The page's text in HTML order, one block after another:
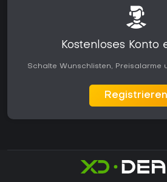
Kostenloses Konto
Schalte Wunschlisten, Preisalarme
Registrieren